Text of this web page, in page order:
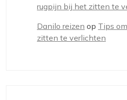
rugpijn bij het zitten te
Danilo reizen op Tips
zitten te verlichten